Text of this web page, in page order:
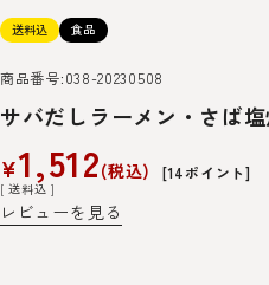
送料込 食品
商品番号 038-20230508
サバだしラーメン・さば塩
¥1,512 税込 [14ポイント]
送料込
レビューを見る